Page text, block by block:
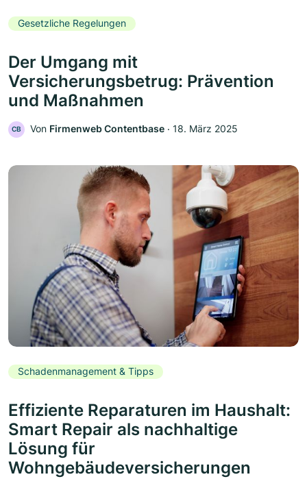
Gesetzliche Regelungen
Der Umgang mit
Versicherungsbetrug: Prävention
und Maßnahmen
CB Von Firmenweb Contentbase ‧ 18. März 2025
Schadenmanagement & Tipps
Effiziente Reparaturen im Haushalt:
Smart Repair als nachhaltige
Lösung für
Wohngebäudeversicherungen